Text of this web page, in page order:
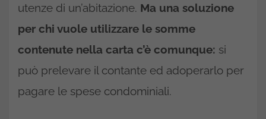
utenze di un’abitazione. Ma una soluzione
per chi vuole utilizzare le somme
contenute nella carta c’è comunque: si
può prelevare il contante ed adoperarlo per
pagare le spese condominiali.